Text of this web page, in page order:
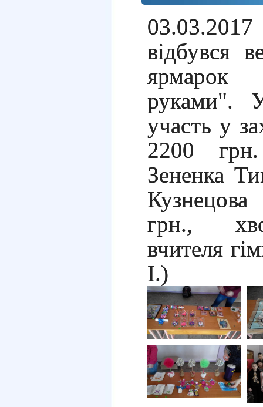
відбувся
руками".
участь у
2200 грн.
Зененка
грн.,
вчителя
І.)